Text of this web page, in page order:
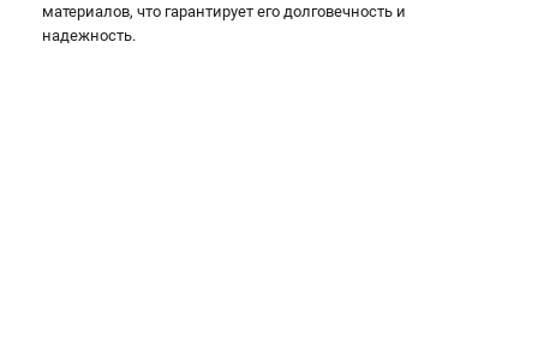
материалов, что гарантирует его долговечность и
надежность.